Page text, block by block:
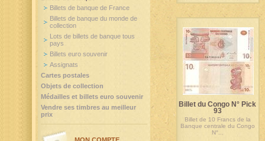
Billet du Congo N° Pick
93
Billet de 10 Francs de la
Banque centrale du Congo
N°...
Billets de banque de France
Billets de banque du monde de
collection
Lots de billets de banque tous
pays
Billets euro souvenir
Assignats
Cartes postales
Objets de collection
Médailles et billets euro souvenir
Vendre ses timbres au meilleur
prix